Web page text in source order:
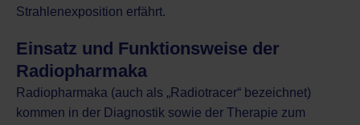
Strahlenexposition erfährt.
Einsatz und Funktionsweise der
Radiopharmaka
Radiopharmaka (auch als „Radiotracer“ bezeichnet)
kommen in der Diagnostik sowie der Therapie zum